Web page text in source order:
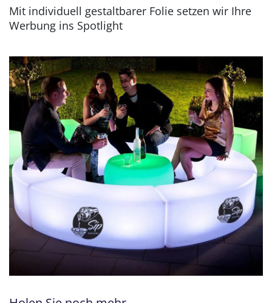
Mit individuell gestaltbarer Folie setzen wir Ihre
Werbung ins Spotlight